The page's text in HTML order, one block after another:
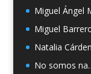
Miguel Ángel
Miguel
Natalia
No somos